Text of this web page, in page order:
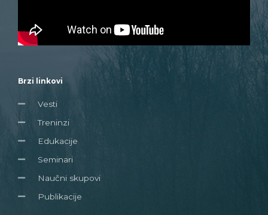
Brzi linkovi
Vesti
Treninzi
Edukacije
Seminari
Naučni skupovi
Publikacije